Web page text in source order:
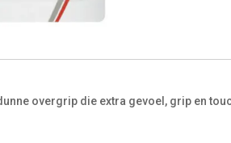
overgrip die extra gevoel, grip en